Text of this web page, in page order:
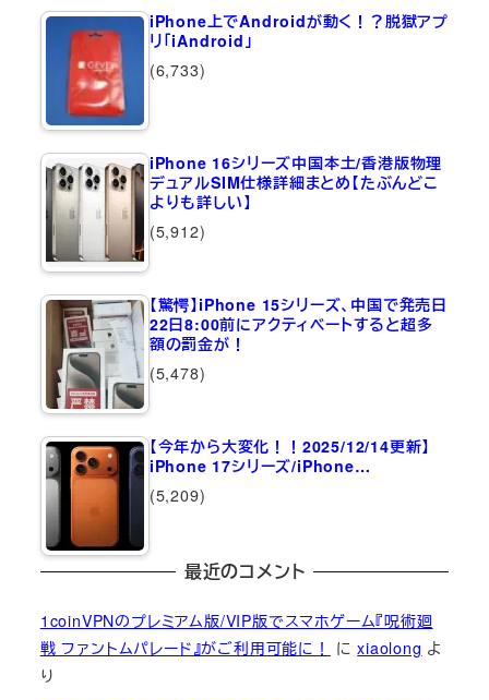
iPhone上でAndroidが動く！？脱獄アプ
リ「iAndroid」
(6,733)
iPhone 16シリーズ中国本土/香港版物理
デュアルSIM仕様詳細まとめ【たぶんどこ
よりも詳しい】
(5,912)
【驚愕】iPhone 15シリーズ、中国で発売日
22日8:00前にアクティベートすると超多
額の罰金が！
(5,478)
【今年から大変化！！2025/12/14更新】
iPhone 17シリーズ/iPhone…
(5,209)
最近のコメント
1coinVPNのプレミアム版/VIP版でスマホゲーム『呪術廻
戦 ファントムパレード』がご利用可能に！
にxiaolong よ
り